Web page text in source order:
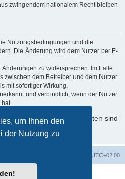
um Ihnen den
der Nutzung zu
zwingendem nationalem Recht bleiben
Nutzungsbedingungen und die
Die Änderung wird dem Nutzer per E-
Änderungen zu widersprechen. Im Falle
zwischen dem Betreiber und dem Nutzer
mit sofortiger Wirkung.
und verbindlich, wenn der Nutzer
hat.
mit Ihren persönlichen Daten sind
UTC+02:00
Software © phpBB Limited